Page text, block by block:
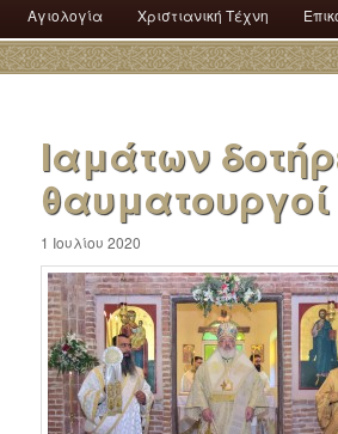
Αγιολογία Χριστιανική Τέχνη
Ιαμάτων
θαυματουργοί
1 Ιουλίου 2020